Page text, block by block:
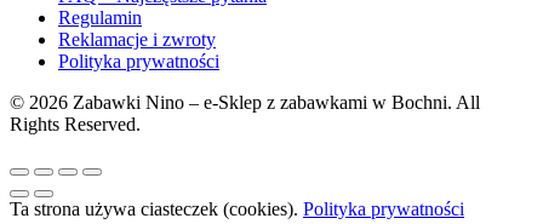
Regulamin
Reklamacje i zwroty
Polityka prywatności
© 2026 Zabawki Nino – e-Sklep z zabawkami w Bochni. All
Rights Reserved.
Ta strona używa ciasteczek (cookies). Polityka prywatności